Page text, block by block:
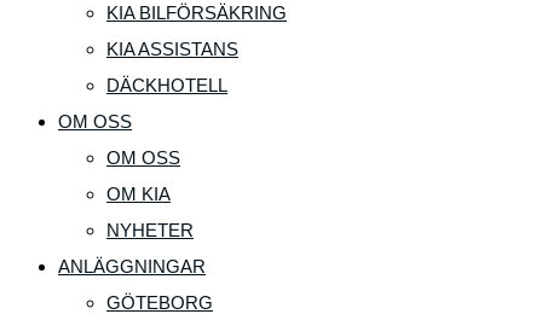
KIA BILFÖRSÄKRING
KIA ASSISTANS
DÄCKHOTELL
OM OSS
OM OSS
OM KIA
NYHETER
ANLÄGGNINGAR
GÖTEBORG